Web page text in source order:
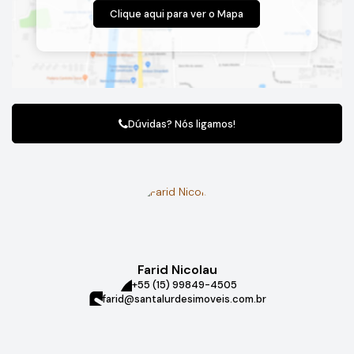
Clique aqui para ver o Mapa
Dúvidas? Nós ligamos!
Farid Nicolau
+55 (15) 99849-4505
farid@santalurdesimoveis.com.br